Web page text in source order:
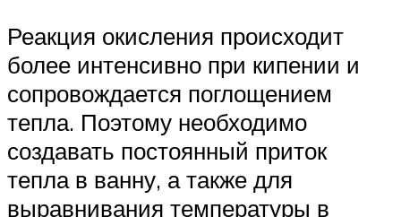
Реакция окисления происходит
более интенсивно при кипении и
сопровождается поглощением
тепла. Поэтому необходимо
создавать постоянный приток
тепла в ванну, а также для
выравнивания температуры в